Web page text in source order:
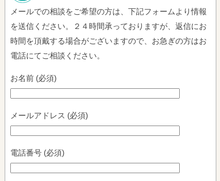
メールでの相談をご希望の方は、下記フォームより情報
を送信ください。２４時間承っておりますが、返信にお
時間を頂戴する場合がございますので、お急ぎの方はお
電話にてご相談ください。
お名前 (必須)
メールアドレス (必須)
電話番号 (必須)